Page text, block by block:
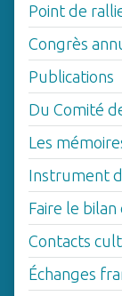
Point de
Congrès
Publications
Du Comité
Les
Instrument
Faire le
Contacts
Échanges